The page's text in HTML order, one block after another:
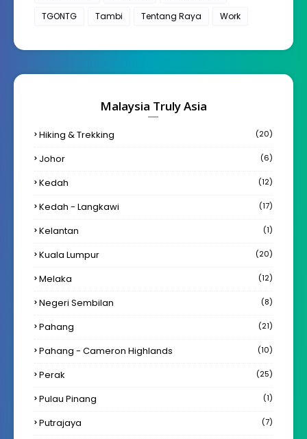
TGONTG
Tambi Tentang Raya Work
Malaysia Truly Asia
Hiking & Trekking (20)
Johor (6)
Kedah (12)
Kedah - Langkawi (17)
Kelantan (1)
Kuala Lumpur (20)
Melaka (12)
Negeri Sembilan (8)
Pahang (21)
Pahang - Cameron Highlands (10)
Perak (25)
Pulau Pinang (1)
Putrajaya (7)